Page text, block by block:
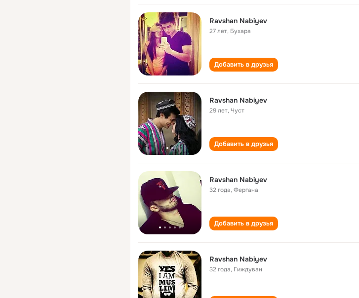
Ravshan Nabiyev
27 лет, Бухара
Добавить в друзья
Ravshan Nabiyev
29 лет,Чуст
Добавить в друзья
Ravshan Nabiyev
32 года,Фергана
Добавить в друзья
Ravshan Nabiyev
32 года, Гиждуван